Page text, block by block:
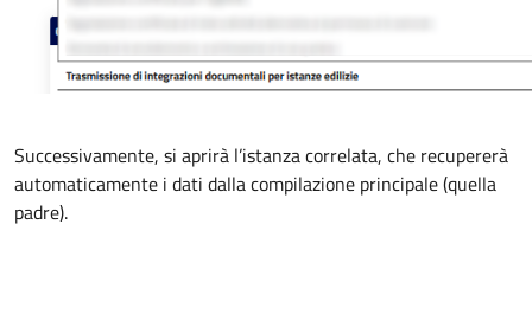
Successivamente, si aprirà l’istanza correlata, che recupererà
automaticamente i dati dalla compilazione principale (quella
padre).